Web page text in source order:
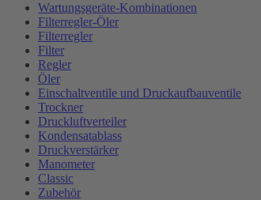
Wartungsgeräte-Kombinationen
Filterregler-Öler
Filterregler
Filter
Regler
Öler
Einschaltventile und Druckaufbauventile
Trockner
Druckluftverteiler
Kondensatablass
Druckverstärker
Manometer
Classic
Zubehör